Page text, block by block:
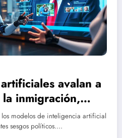
avalan a
inmigración,
a Donald Trump:
incluso
modelos de inteligencia artificial
sesgos políticos.…